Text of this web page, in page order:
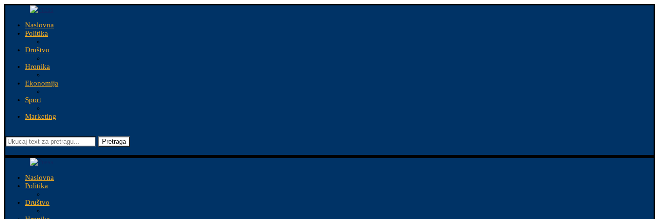
Naslovna
Politika
Društvo
Hronika
Ekonomija
Sport
Marketing
Pretraga
Naslovna
Politika
Društvo